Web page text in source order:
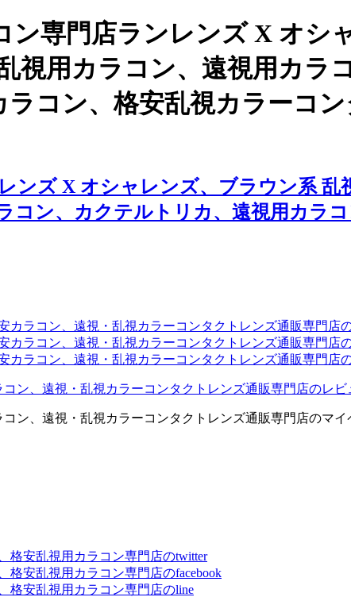
専門店ランレンズ X オシ
視用カラコン、遠視用カラ
コン、格安乱視カラーコ
ンズ X オシャレンズ、ブラウン系 乱
ン、カクテルトリカ、遠視用カラコ
ラコン、遠視・乱視カラーコンタクトレンズ通販専門店
ラコン、遠視・乱視カラーコンタクトレンズ通販専門店
ラコン、遠視・乱視カラーコンタクトレンズ通販専門店
ン、遠視・乱視カラーコンタクトレンズ通販専門店のレビ
ン、遠視・乱視カラーコンタクトレンズ通販専門店のマイ
格安乱視用カラコン専門店のtwitter
安乱視用カラコン専門店のfacebook
格安乱視用カラコン専門店のline